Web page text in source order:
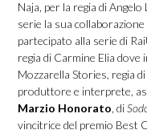
Naja, per la regia di
serie la sua
partecipato alla serie di
regia di Carmine Elia
Mozzarella Stories, regia
produttore e interprete,
Marzio Honorato, di
vincitrice del premio Best